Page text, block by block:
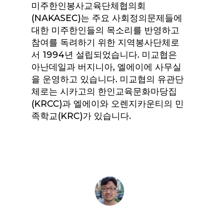
미주한인봉사교육단체협의회
(NAKASEC)는 주요 사회정의문제들에
대한 미주한인들의 목소리를 반영하고
참여를 독려하기 위한 지역봉사단체로
서 1994년 설립되었습니다. 미교협은
아난데일과 버지니아, 엘에이에 사무실
을 운영하고 있습니다. 미교협의 유관단
체로는 시카고의 한인교육문화마당집
(KRCC)과 엘에이와 오렌지카운티의 민
족학교(KRC)가 있습니다.